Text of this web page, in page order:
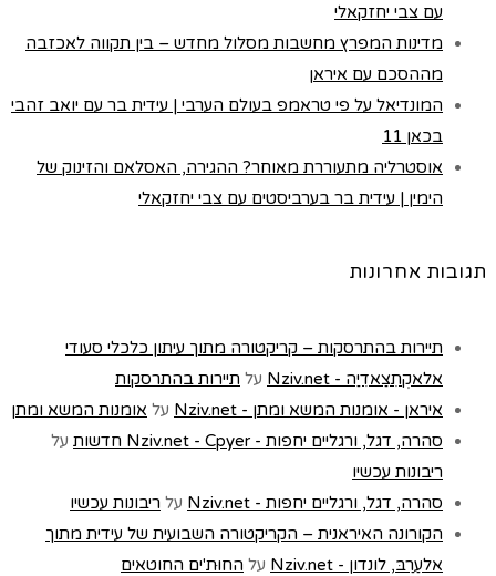
עם צבי יחזקאלי
מדינות המפרץ מחשבות מסלול מחדש – בין תקווה לאכזבה
מההסכם עם איראן
המונדיאל על פי טראמפ בעולם הערבי | עידית בר עם יואב זהבי
בכאן 11
אוסטרליה מתעוררת מאוחר? ההגירה, האסלאם והזינוק של
הימין | עידית בר בערביסטים עם צבי יחזקאלי
תגובות אחרונות
תיירות בהתרסקות – קריקטורה מתוך עיתון כלכלי סעודי
אלאקְתִצַאדִיַה - Nziv.net
על תיירות בהתרסקות
איראן - אומנות המשא ומתן - Nziv.net
על אומנות המשא ומתן
סהרה, דגל, ורגליים יחפות - Nziv.net - Cpyer חדשות
על
ריבונות עכשיו
סהרה, דגל, ורגליים יחפות - Nziv.net
על ריבונות עכשיו
הקורונה האיראנית – הקריקטורה השבועית של עידית מתוך
אלעַרַבּ, לונדון - Nziv.net
על החוּת'ים החוטאים